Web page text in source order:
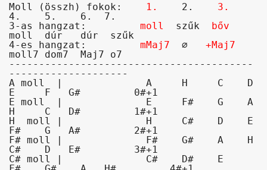
Moll (összh) fokok:
1.
    2.
3.
4.    5.    6.  7.
3-as hangzat: moll
  szűk
bőv
moll  dúr   dúr  szűk
4-es hangzat: mMaj7
  ∅
+Maj7
moll7 dom7  Maj7 o7
-----------------------------------------
--------------------
A moll  |              A     H     C    D
E     F   G#         0#+1
E moll  |              E     F#    G    A
H     C   D#         1#+1
H  moll |              H     C#    D    E
F#    G   A#         2#+1
F# moll |              F#    G#    A    H
C#    D   E#         3#+1
C# moll |              C#    D#    E